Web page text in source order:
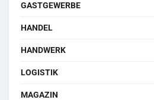
GASTGEWERBE
HANDEL
HANDWERK
LOGISTIK
MAGAZIN